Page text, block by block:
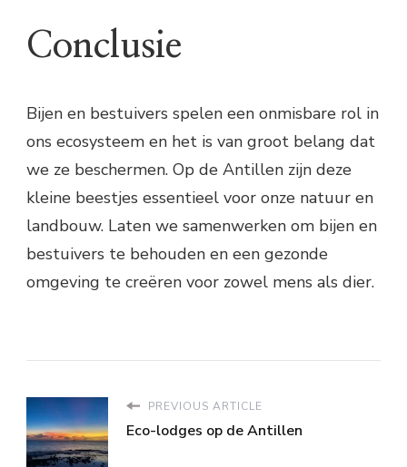
Conclusie
Bijen en bestuivers spelen een onmisbare rol in
ons ecosysteem en het is van groot belang dat
we ze beschermen. Op de Antillen zijn deze
kleine beestjes essentieel voor onze natuur en
landbouw. Laten we samenwerken om bijen en
bestuivers te behouden en een gezonde
omgeving te creëren voor zowel mens als dier.
PREVIOUS ARTICLE
Eco-lodges op de Antillen